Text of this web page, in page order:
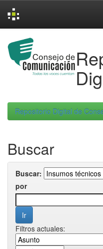
navigation
Repositorio Digital de
Buscar
Buscar:
por
Filtros actuales: